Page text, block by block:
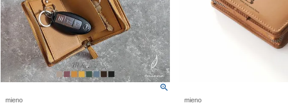
mieno
mieno